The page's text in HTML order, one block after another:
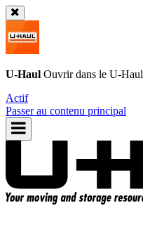
U-Haul Ouvrir dans le U-Haul
Actif
Passer au contenu principal